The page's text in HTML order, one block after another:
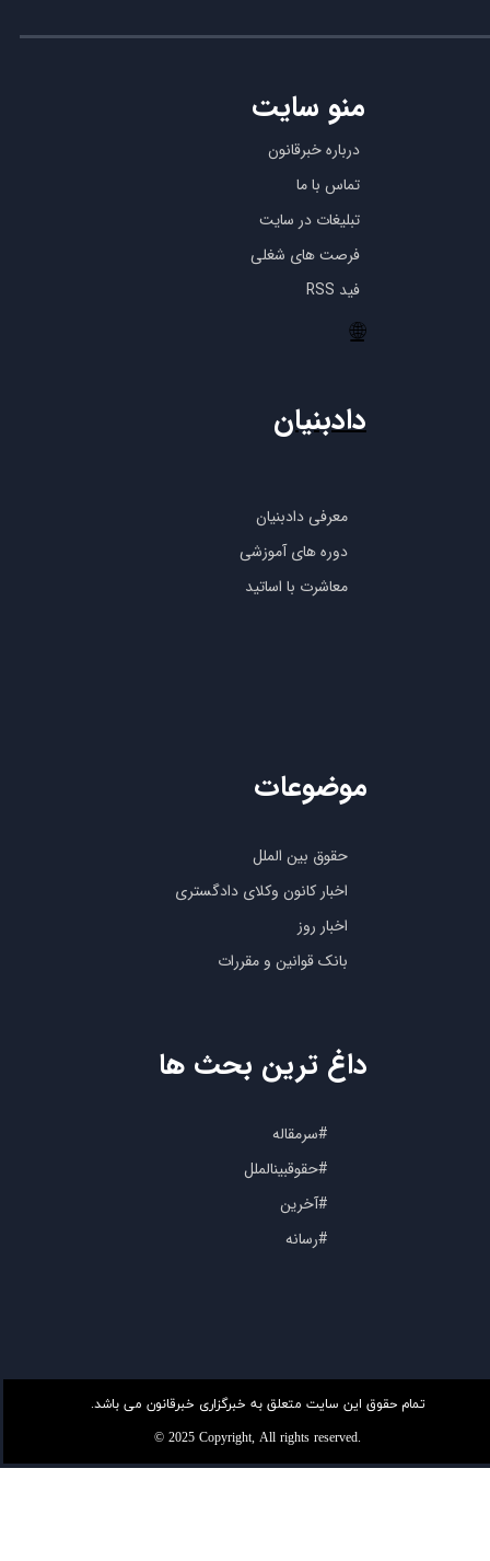
درباره خبرقانون
تماس با ما
تبلیغات در سایت
فرصت های شغلی
فید RSS
منو سایت
🌐
معرفی دادبنیان
دوره های آموزشی
معاشرت با اساتید
دادبنیان
حقوق بین الملل
اخبار کانون وکلای دادگستری
اخبار روز
بانک قوانین و مقررات
موضوعات
#سرمقاله
#حقوقبینالملل
#آخرین
#رسانه
داغ ترین بحث ها
تمام حقوق این سایت متعلق به خبرگزاری خبرقانون می باشد.
© 2025 Copyright, All rights reserved.